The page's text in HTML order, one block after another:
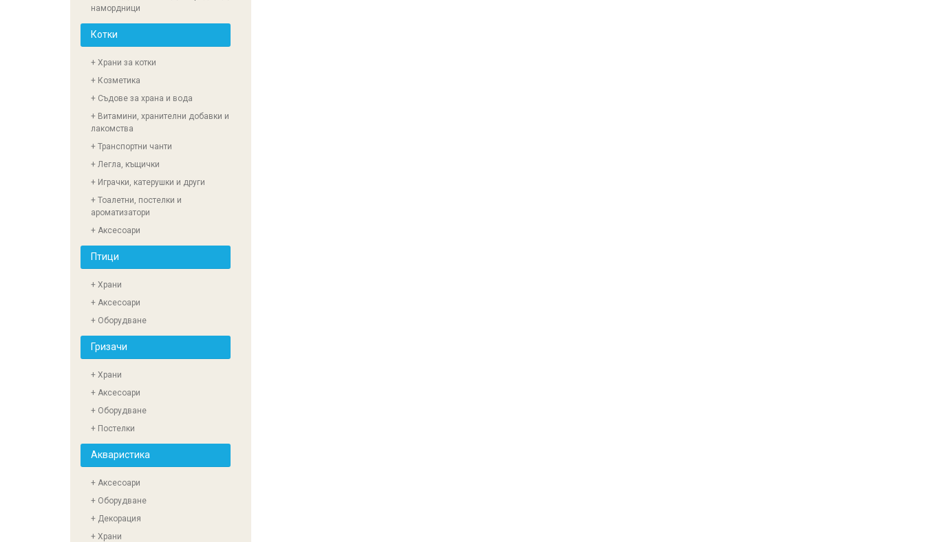
намордници
Котки
+ Храни за котки
+ Козметика
+ Съдове за храна и вода
+ Витамини, хранителни добавки и
лакомства
+ Транспортни чанти
+ Легла, къщички
+ Играчки, катерушки и други
+ Тоалетни, постелки и
ароматизатори
+ Аксесоари
Птици
+ Храни
+ Аксесоари
+ Оборудване
Гризачи
+ Храни
+ Аксесоари
+ Оборудване
+ Постелки
Акваристика
+ Аксесоари
+ Оборудване
+ Декорация
+ Храни